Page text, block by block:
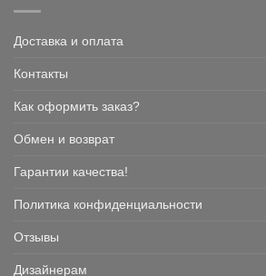
Доставка и оплата
Контакты
Как оформить заказ?
Обмен и возврат
Гарантии качества!
Политика конфиденциальности
Отзывы
Дизайнерам